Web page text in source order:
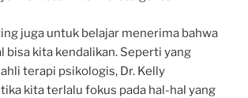
juga untuk belajar menerima bahwa
bisa kita kendalikan. Seperti yang
terapi psikologis, Dr. Kelly
kita terlalu fokus pada hal-hal yang